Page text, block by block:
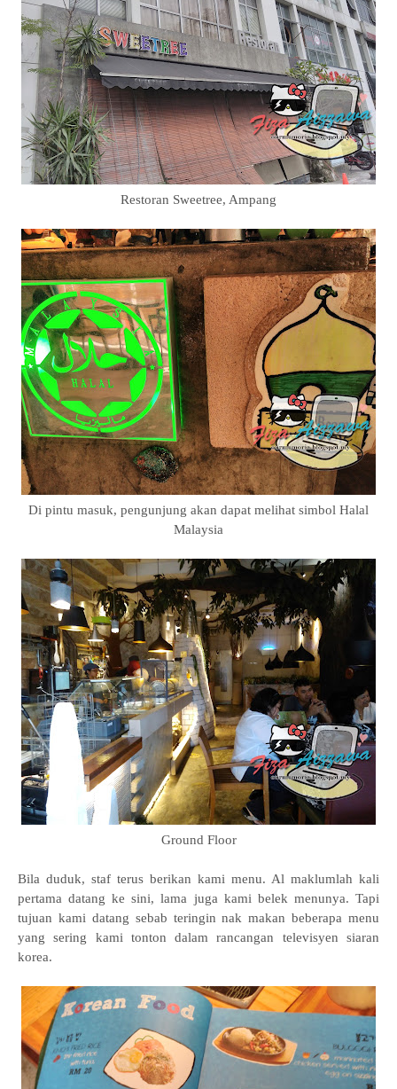
Restoran Sweetree, Ampang
Di pintu masuk, pengunjung akan dapat melihat simbol Halal
Malaysia
Ground Floor
Bila duduk, staf terus berikan kami menu. Al maklumlah kali
pertama datang ke sini, lama juga kami belek menunya. Tapi
tujuan kami datang sebab teringin nak makan beberapa menu
yang sering kami tonton dalam rancangan televisyen siaran
korea.